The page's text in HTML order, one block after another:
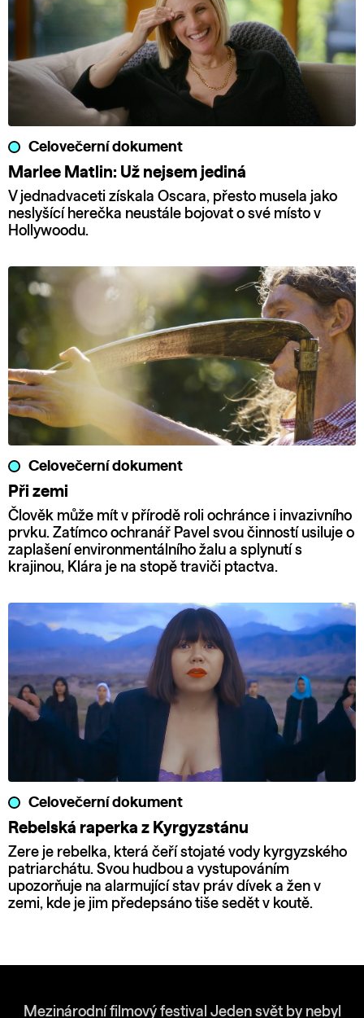
Celovečerní dokument
Marlee Matlin: Už nejsem jediná
V jednadvaceti získala Oscara, přesto musela jako
neslyšící herečka neustále bojovat o své místo v
Hollywoodu.
Celovečerní dokument
Při zemi
Člověk může mít v přírodě roli ochránce i invazivního
prvku. Zatímco ochranář Pavel svou činností usiluje o
zaplašení environmentálního žalu a splynutí s
krajinou, Klára je na stopě traviči ptactva.
Celovečerní dokument
Rebelská raperka z Kyrgyzstánu
Zere je rebelka, která čeří stojaté vody kyrgyzského
patriarchátu. Svou hudbou a vystupováním
upozorňuje na alarmující stav práv dívek a žen v
zemi, kde je jim předepsáno tiše sedět v koutě.
Mezinárodní filmový festival Jeden svět by nebyl